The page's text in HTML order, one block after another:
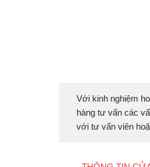
Với kinh nghiệm
hàng tư vấn các
với tư vấn viên